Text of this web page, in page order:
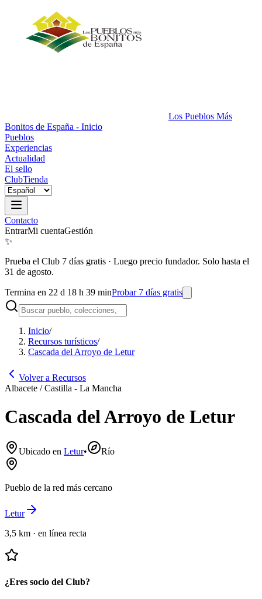
Los Pueblos Más
Bonitos de España - Inicio
Pueblos
Experiencias
Actualidad
El sello
ClubTienda
Contacto
EntrarMi cuentaGestión
✨
Prueba el Club 7 días gratis · Luego precio fundador. Solo hasta el
31 de agosto.
Termina en 22 d 18 h 39 minProbar 7 días gratis
Inicio/
Recursos turísticos/
Cascada del Arroyo de Letur
Volver a Recursos
Albacete / Castilla - La Mancha
Cascada del Arroyo de Letur
Ubicado en Letur• Río
Pueblo de la red más cercano
Letur
3,5 km · en línea recta
¿Eres socio del Club?